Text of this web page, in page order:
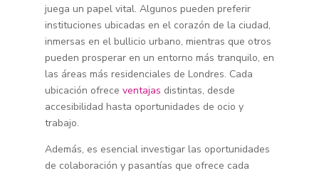
juega un papel vital. Algunos pueden preferir
instituciones ubicadas en el corazón de la ciudad,
inmersas en el bullicio urbano, mientras que otros
pueden prosperar en un entorno más tranquilo, en
las áreas más residenciales de Londres. Cada
ubicación ofrece ventajas distintas, desde
accesibilidad hasta oportunidades de ocio y
trabajo.
Además, es esencial investigar las oportunidades
de colaboración y pasantías que ofrece cada